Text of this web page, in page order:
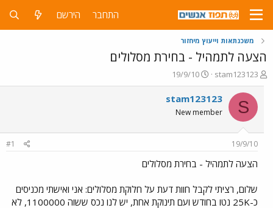
התחבר הירשם
משכנתאות וייעוץ מיחזור
הצעה לתמהיל - בחירת מסלולים
פ
ו
ת
ח
ה
ו
ש
א
stam123123
פ
ו
ר
ם
19/9/10
S
stam123123
New member
19/9/10
#1
הצעה לתמהיל - בחירת מסלולים
שלום, רציתי לקבל חוות דעת על חלוקת מסלולים: אני ואישתי מכניסים
כ-25K נטו בחודש ועם תינוקת אחת, יש לנו נכס ששוה 1100000, לא